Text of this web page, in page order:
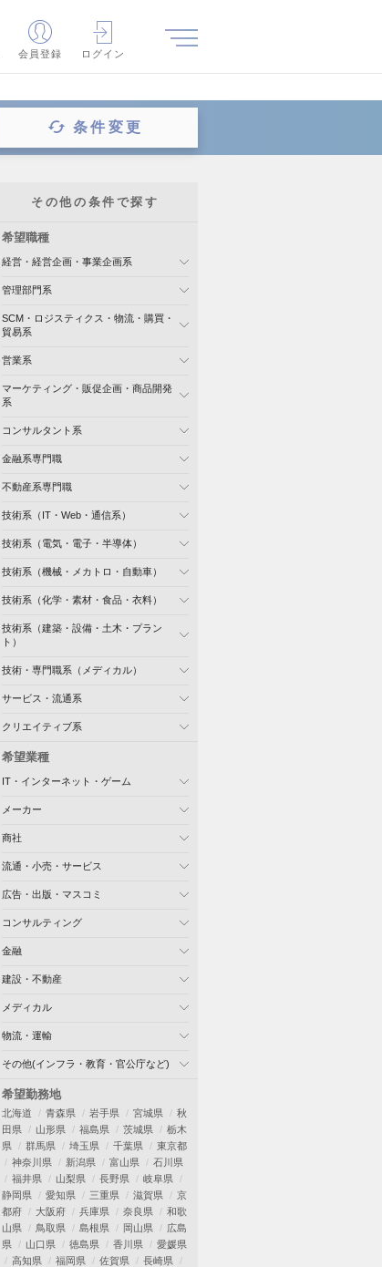
会員登録 ログイン
条件変更
その他の条件で探す
希望職種
経営・経営企画・事業企画系
管理部門系
SCM・ロジスティクス・物流・購買・
貿易系
営業系
マーケティング・販促企画・商品開発
系
コンサルタント系
金融系専門職
不動産系専門職
技術系（IT・Web・通信系）
技術系（電気・電子・半導体）
技術系（機械・メカトロ・自動車）
技術系（化学・素材・食品・衣料）
技術系（建築・設備・土木・プラン
ト）
技術・専門職系（メディカル）
サービス・流通系
クリエイティブ系
希望業種
IT・インターネット・ゲーム
メーカー
商社
流通・小売・サービス
広告・出版・マスコミ
コンサルティング
金融
建設・不動産
メディカル
物流・運輸
その他(インフラ・教育・官公庁など)
希望勤務地
北海道 青森県 岩手県 宮城県
秋
田県
山形県 福島県 茨城県
栃木
県
群馬県 埼玉県 千葉県
東京都
神奈川県
新潟県 富山県
石川県
福井県
山梨県 長野県
岐阜県
静岡県
愛知県 三重県 滋賀県
京
都府
大阪府 兵庫県 奈良県
和歌
山県
鳥取県 島根県 岡山県
広島
県
山口県 徳島県 香川県
愛媛県
高知県
福岡県 佐賀県
長崎県